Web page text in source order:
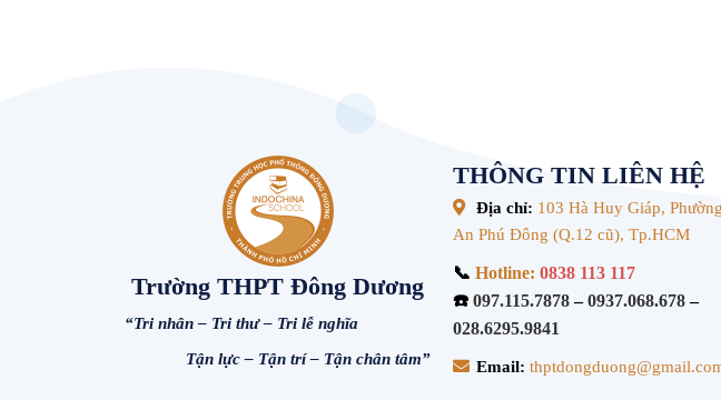
Trường THPT Đông Dương
“Tri nhân – Tri thư – Tri lễ nghĩa
Tận lực – Tận trí – Tận chân tâm”
THÔNG TIN LIÊN HỆ
Địa chỉ: 103 Hà Huy Giáp, Phường
An Phú Đông (Q.12 cũ), Tp.HCM
📞 Hotline: 0838 113 117
☎️ 097.115.7878–0937.068.678–
028.6295.9841
Email: